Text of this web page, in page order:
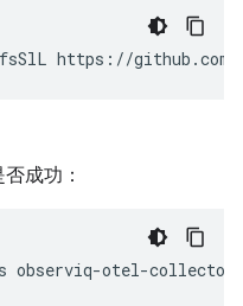
https://github.com/
成功：